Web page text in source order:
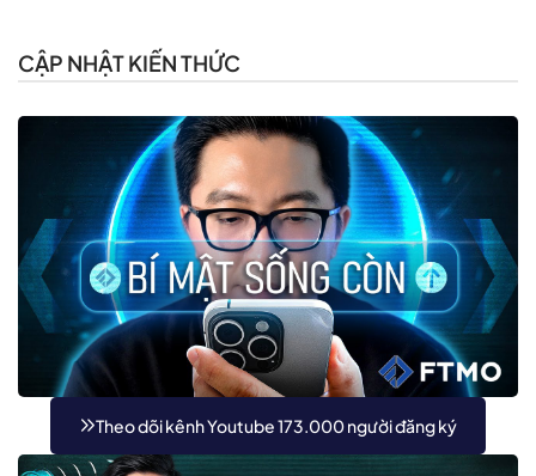
CẬP NHẬT KIẾN THỨC
Theo dõi kênh Youtube 173.000 người đăng ký